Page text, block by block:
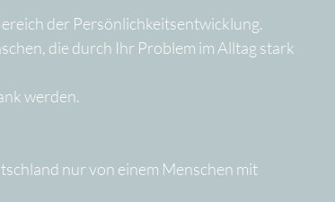
der Persönlichkeitsentwicklung.
die durch Ihr Problem im Alltag stark
werden.
nur von einem Menschen mit